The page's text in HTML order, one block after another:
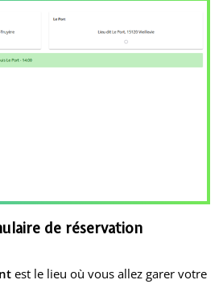
de réservation
est le lieu où vous allez garer votre